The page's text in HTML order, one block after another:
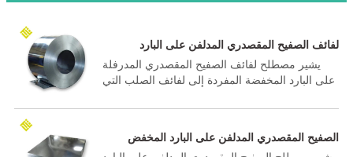
لفائف الصفيح المقصدري المدلفن على البارد
المخفض الأحادي
يشير مصطلح لفائف الصفيح المقصدري المدرفلة
على البارد المخفضة المفردة إلى لفائف الصلب التي
في مطحنة الاختزال على البارد ثم تلدينها ولفها على
الصفيح المقصدري المدلفن على البارد المخفض
الأحادي